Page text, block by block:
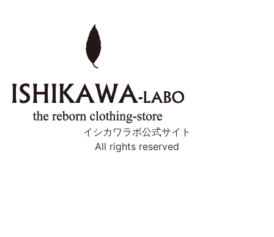
イシカワラボ公式サイト
All rights reserved